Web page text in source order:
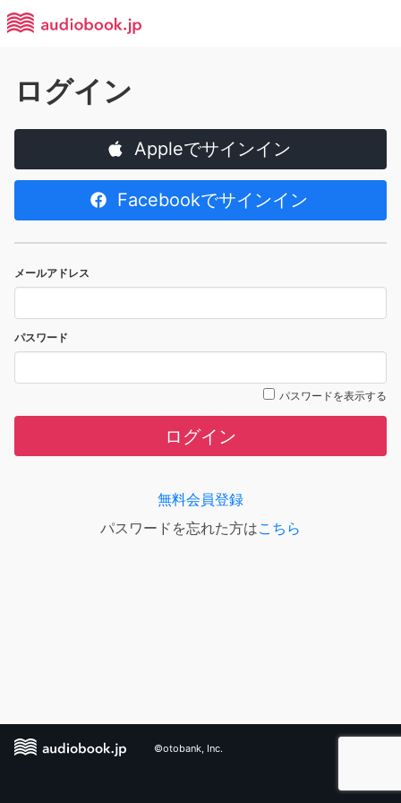
ログイン
Appleでサインイン
Facebookでサインイン
メールアドレス
パスワード
パスワードを表示する
ログイン
無料会員登録
パスワードを忘れた方はこちら
©otobank, Inc.